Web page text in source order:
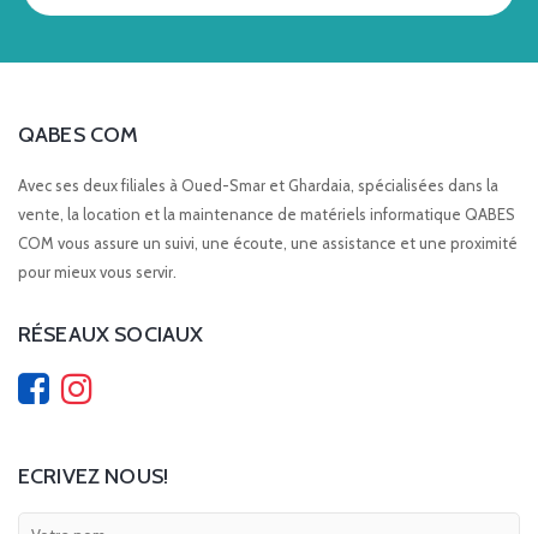
QABES COM
Avec ses deux filiales à Oued-Smar et Ghardaia, spécialisées dans la
vente, la location et la maintenance de matériels informatique QABES
COM vous assure un suivi, une écoute, une assistance et une proximité
pour mieux vous servir.
RÉSEAUX SOCIAUX
ECRIVEZ NOUS!